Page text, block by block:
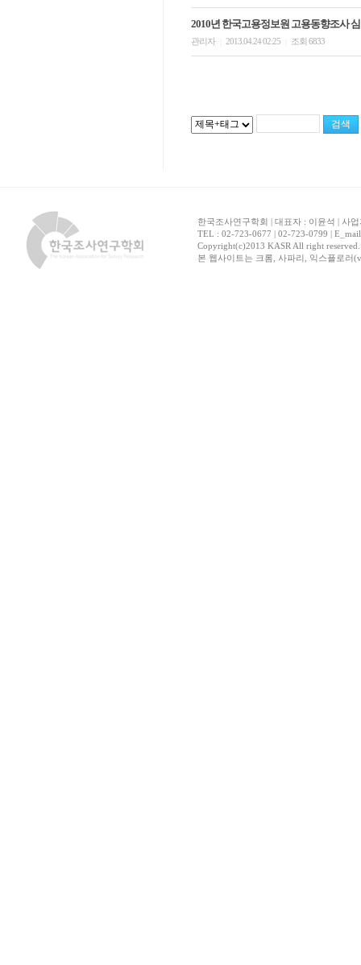
2010년 한국고용정보원 고용동향조사
관리자 2013.04.24 02:25 조회 6833
한국조사연구학회 | 대표자 : 이윤석 | 사
TEL : 02-723-0677 | 02-723-0799 | E_mail
Copyright(c)2013 KASR All right
본 웹사이트는 크롬, 사파리, 익스플로러